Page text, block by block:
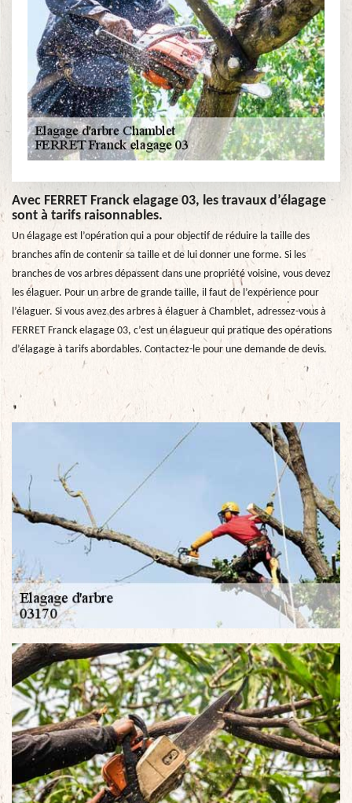
Avec FERRET Franck elagage 03, les travaux d’élagage
sont à tarifs raisonnables.
Un élagage est l’opération qui a pour objectif de réduire la taille des
branches afin de contenir sa taille et de lui donner une forme. Si les
branches de vos arbres dépassent dans une propriété voisine, vous devez
les élaguer. Pour un arbre de grande taille, il faut de l’expérience pour
l’élaguer. Si vous avez des arbres à élaguer à Chamblet, adressez-vous à
FERRET Franck elagage 03, c’est un élagueur qui pratique des opérations
d’élagage à tarifs abordables. Contactez-le pour une demande de devis.